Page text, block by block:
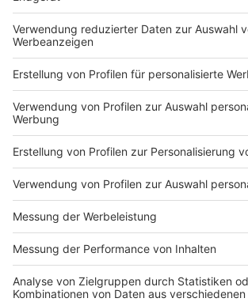
Teilnahmebedingungen und FAQs
Alle Informationen zur Aktion Lichtblicke
Sonderaktion "Das große DANKE!"
Teilnahmebedingungen und FAQs.
Bewerbungsende ist voraussichtlich
24.11.2023, 23.59 Uhr.